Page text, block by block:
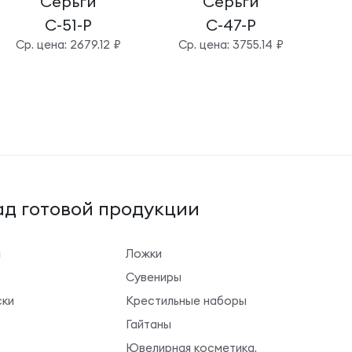
С-51-Р
Cр. цена: 2679.12 ₽
С-47-Р
Cр. цена: 3755.14 ₽
готовой продукции
Ложки
Сувениры
Крестильные наборы
Гайтаны
Ювелирная косметика,